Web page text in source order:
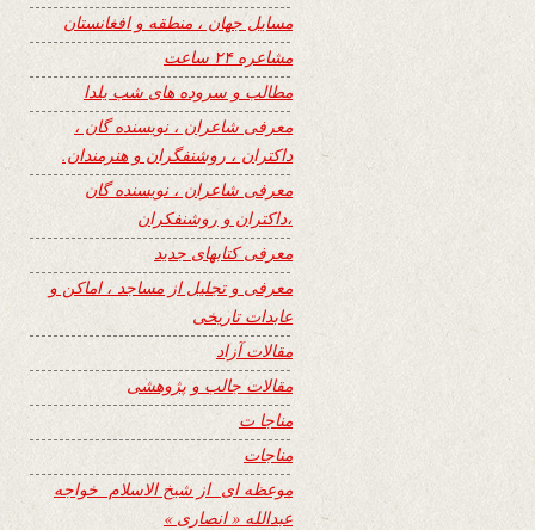
مسایل جهان ، منطقه و افغانستان
مشاعره ۲۴ ساعت
مطالب و سروده های شب یلدا
معرفی شاعران ، نویسنده گان ،
داکتران ، روشنفگران و هنرمندان.
معرفی شاعران ، نویسنده گان
،داکتران و روشنفکران
معرفی کتابهای جدید
معرفی و تجلیل از مساجد ، اماکن و
عابدات تاریخی
مقالات آزاد
مقالات جالب و پژوهشی
مناجا ت
مناجات
موعظه ای از شیخ الاسلام خواجه
عبدالله « انصاری »